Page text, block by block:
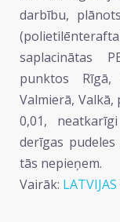
darbību,
saplacinātas
punktos Rīgā,
Valmierā,
0,01,
derīgas
tās nepieņem.
Vairāk: